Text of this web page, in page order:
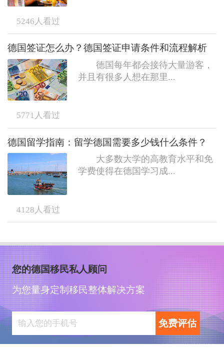
5246 人看过
德国签证怎么办？德国签证申请条件和流程解析
德国每年都会接待大量游客，
并且有很多人想在那里...
5771 人看过
德国留学指南：留学德国需要多少钱什么条件？
大多数大学的高教育水平和免
学费使得在德国学习成...
4128 人看过
您的德国移民私人顾问
为您量身定制移民整体解决方案
免费评估